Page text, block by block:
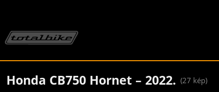
Honda CB750 Hornet – 2022. (27 kép)